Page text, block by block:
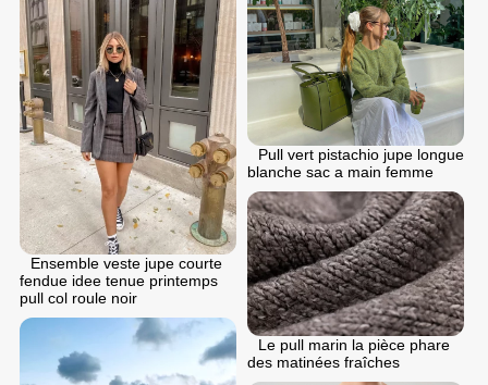
Pull vert pistachio jupe longue
blanche sac a main femme
Ensemble veste jupe courte
fendue idee tenue printemps
pull col roule noir
Le pull marin la pièce phare
des matinées fraîches